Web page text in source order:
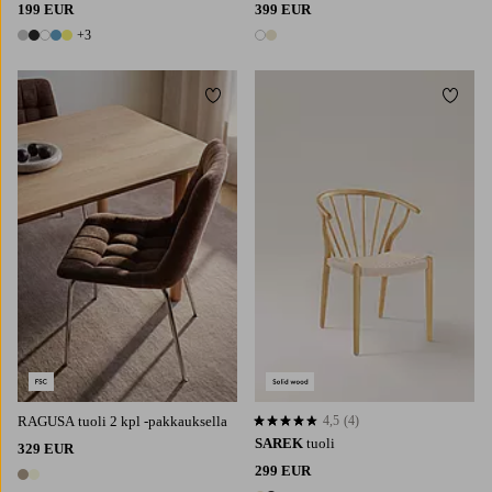
199 EUR
8 värejä
+3
399 EUR
2 värejä
RAGUSA tuoli 2 kpl -pakkauksella
329 EUR
2 värejä
Lisää suosikkeihin
SAREK tuoli
299 EUR
4,5 perustuen 4 arvosanaan
4,5 (4)
Lisää